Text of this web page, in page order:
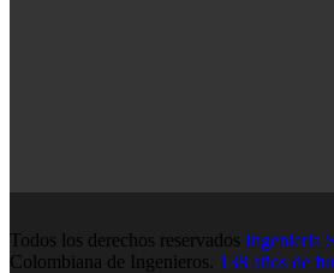
Todos los derechos reservados Ingenieria
Colombiana de Ingenieros. 138 años de